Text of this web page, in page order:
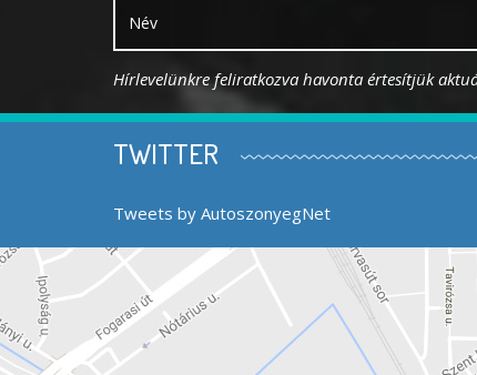
Hírlevelünkre feliratkozva havonta értesítjük
TWITTER
Tweets by AutoszonyegNet